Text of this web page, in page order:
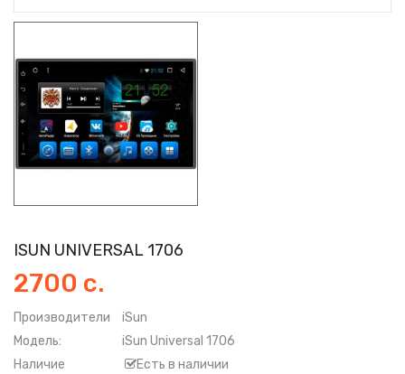
ISUN UNIVERSAL 1706
2700 с.
Производители
iSun
Модель:
iSun Universal 1706
Наличие
Есть в наличии